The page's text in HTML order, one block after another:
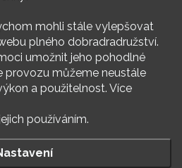
mohli stále vylepšovat
plného dobradradružství.
umožnit jeho pohodlné
provozu můžeme neustále
a použitelnost. Více
používáním.